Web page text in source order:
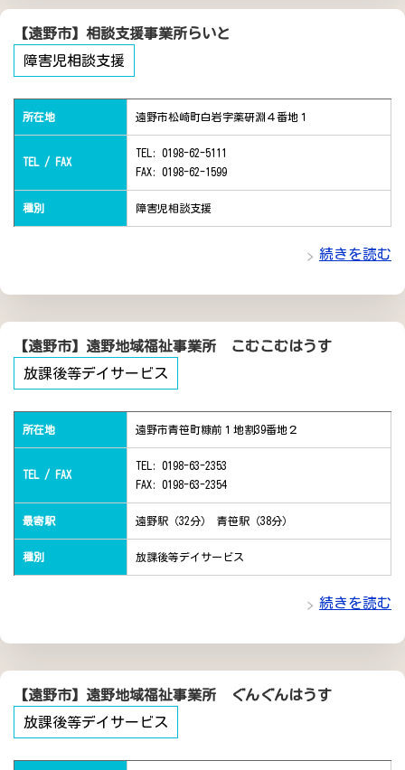
【遠野市】相談支援事業所らいと
障害児相談支援
所在地 遠野市松崎町白岩字薬研淵４番地１
TEL / FAX
TEL: 0198-62-5111
FAX: 0198-62-1599
種別 障害児相談支援
続きを読む
【遠野市】遠野地域福祉事業所 こむこむはうす
放課後等デイサービス
所在地 遠野市青笹町糠前１地割39番地２
TEL / FAX
TEL: 0198-63-2353
FAX: 0198-63-2354
最寄駅 遠野駅（32分） 青笹駅（38分）
種別 放課後等デイサービス
続きを読む
【遠野市】遠野地域福祉事業所 ぐんぐんはうす
放課後等デイサービス